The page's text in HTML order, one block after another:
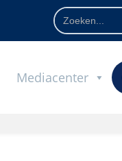
Zoek
naar:
Mediacenter